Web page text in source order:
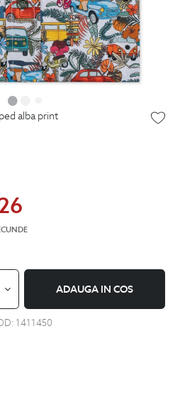
alba print
ADAUGA IN COS
1411450